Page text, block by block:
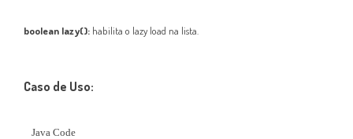
boolean lazy(): habilita o lazy load na lista.
Caso de Uso:
Java Code